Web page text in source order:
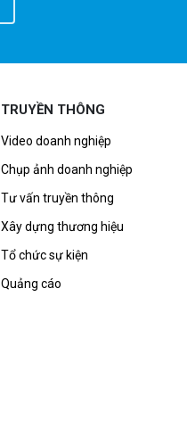
TRUYỀN THÔNG
Video doanh nghiệp
Chụp ảnh doanh nghiệp
Tư vấn truyền thông
Xây dựng thương hiệu
Tổ chức sự kiện
Quảng cáo